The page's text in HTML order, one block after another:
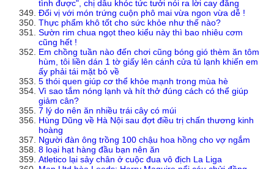
tình được", chị dâu khóc tức tưởi nói ra lời cay đắng
Đổi vị với món trứng cuộn phô mai vừa ngon vừa dễ !
Thực phẩm khô tốt cho sức khỏe như thế nào?
Sườn rim chua ngọt theo kiểu này thì bao nhiêu cơm
cũng hết !
Em chồng tuần nào đến chơi cũng bóng gió thèm ăn tôm
hùm, tôi liền dán 1 tờ giấy lên cánh cửa tủ lạnh khiến em
ấy phải tái mặt bỏ về
5 thói quen giúp cơ thể khỏe mạnh trong mùa hè
Vì sao tắm nóng lạnh và hít thở đúng cách có thể giúp
giảm cân?
7 lý do nên ăn nhiều trái cây có múi
Hùng Dũng về Hà Nội sau đợt điều trị chấn thương kinh
hoàng
Người đàn ông trồng 100 chậu hoa hồng cho vợ ngắm
8 loại hạt hàng đầu bạn nên ăn
Atletico lại sảy chân ở cuộc đua vô địch La Liga